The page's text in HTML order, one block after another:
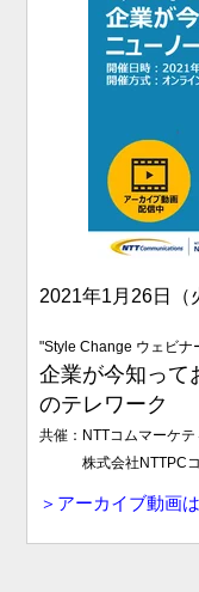
2021年1月26日（
"Style Change ウェビナ
企業が今知って
のテレワーク
共催：NTTコムマーケ
株式会社NTTPCコ
＞アーカイブ動画